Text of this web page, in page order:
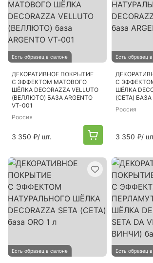
Есть образец в салоне
ДЕКОРАТИВНОЕ ПОКРЫТИЕ
С ЭФФЕКТОМ МАТОВОГО
ШЁЛКА DECORAZZA VELLUTO
(ВЕЛЛЮТО) БАЗА ARGENTO
VT-001
Россия
3 350 ₽/ шт.
Есть образец
С
ШЁЛКА
(СЕТА) БАЗА
Россия
3 350 ₽/
Есть образец в салоне Есть образец